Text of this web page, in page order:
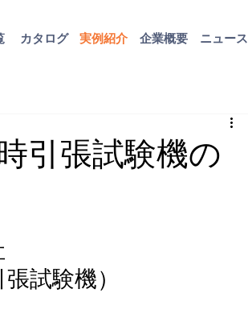
​実例紹介
カタログ 企業概要 ニュース
引張試験機の
試験機）